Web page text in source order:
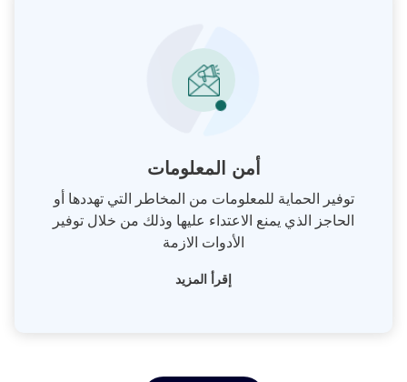
أمن المعلومات
توفير الحماية للمعلومات من المخاطر التي تهددها أو
الحاجز الذي يمنع الاعتداء عليها وذلك من خلال توفير
الأدوات الازمة
إقرأ المزيد